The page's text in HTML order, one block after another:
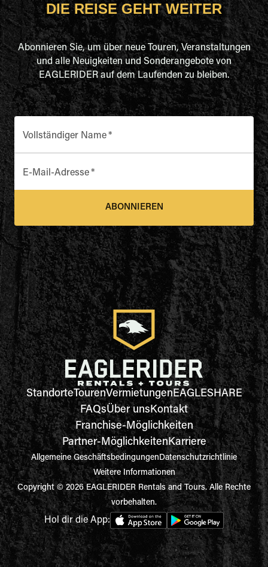
DIE REISE GEHT WEITER
Abonnieren Sie, um über neue Touren, Veranstaltungen
und alle Neuigkeiten und Sonderangebote von
EAGLERIDER auf dem Laufenden zu bleiben.
Vollständiger Name*
E-Mail-Adresse*
ABONNIEREN
StandorteTourenVermietungenEAGLESHARE
FAQsÜber unsKontakt
Franchise-Möglichkeiten
Partner-MöglichkeitenKarriere
Allgemeine GeschäftsbedingungenDatenschutzrichtlinie
Weitere Informationen
Copyright © 2026 EAGLERIDER Rentals and Tours. Alle Rechte
vorbehalten.
Hol dir die App: